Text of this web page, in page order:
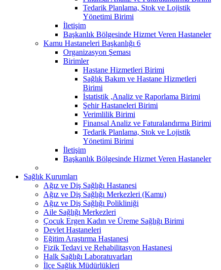
Tedarik Planlama, Stok ve Lojistik
Yönetimi Birimi
İletişim
Başkanlık Bölgesinde Hizmet Veren Hastaneler
Kamu Hastaneleri Başkanlığı 6
Organizasyon Şeması
Birimler
Hastane Hizmetleri Birimi
Sağlık Bakım ve Hastane Hizmetleri
Birimi
İstatistik ,Analiz ve Raporlama Birimi
Şehir Hastaneleri Birimi
Verimlilik Birimi
Finansal Analiz ve Faturalandırma Birimi
Tedarik Planlama, Stok ve Lojistik
Yönetimi Birimi
İletişim
Başkanlık Bölgesinde Hizmet Veren Hastaneler
Sağlık Kurumları
Ağız ve Diş Sağlığı Hastanesi
Ağız ve Diş Sağlığı Merkezleri (Kamu)
Ağız ve Diş Sağlığı Polikliniği
Aile Sağlığı Merkezleri
Çocuk Ergen Kadın ve Üreme Sağlığı Birimi
Devlet Hastaneleri
Eğitim Araştırma Hastanesi
Fizik Tedavi ve Rehabilitasyon Hastanesi
Halk Sağlığı Laboratuvarları
İlçe Sağlık Müdürlükleri